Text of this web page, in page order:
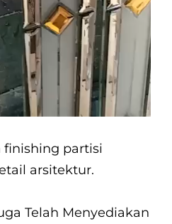
finishing partisi
arsitektur.
Telah Menyediakan